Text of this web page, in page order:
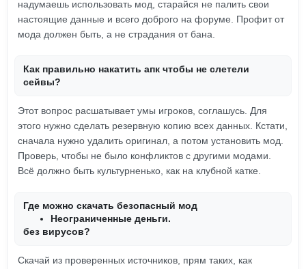
надумаешь использовать мод, старайся не палить свои
настоящие данные и всего доброго на форуме. Профит от
мода должен быть, а не страдания от бана.
Как правильно накатить апк чтобы не слетели
сейвы?
Этот вопрос расшатывает умы игроков, соглашусь. Для
этого нужно сделать резервную копию всех данных. Кстати,
сначала нужно удалить оригинал, а потом установить мод.
Проверь, чтобы не было конфликтов с другими модами.
Всё должно быть культурненько, как на клубной катке.
Где можно скачать безопасный мод
Неограниченные деньги.
без вирусов?
Скачай из проверенных источников, прям таких, как